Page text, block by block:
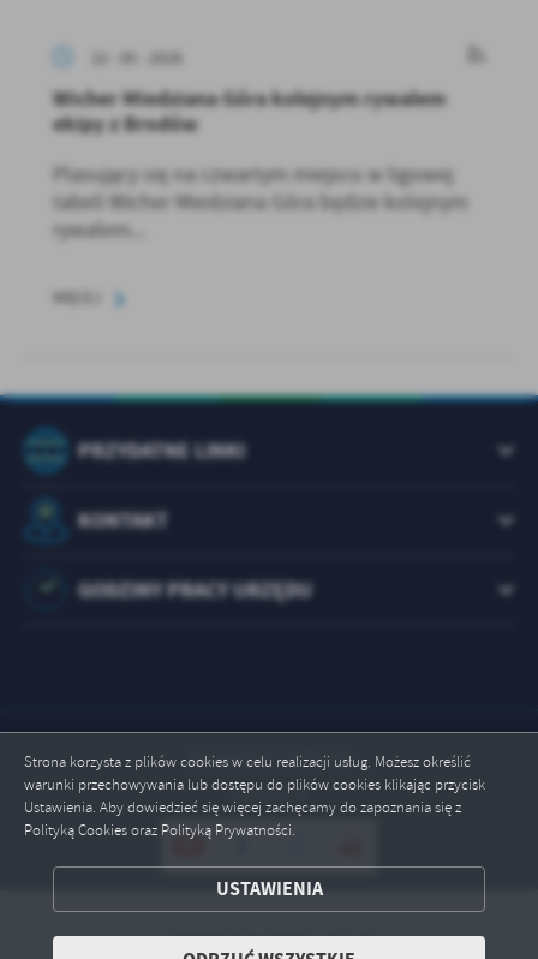
Strona korzysta z plików cookies w celu realizacji usług. Możesz określić
warunki przechowywania lub dostępu do plików cookies klikając przycisk
Ustawienia. Aby dowiedzieć się więcej zachęcamy do zapoznania się z
Polityką Cookies oraz Polityką Prywatności.
USTAWIENIA
ODRZUĆ WSZYSTKIE
22 - 05 - 2026
Wicher Miedziana Góra kolejnym rywalem
ekipy z Brodów
Plasujący się na czwartym miejscu w ligowej
tabeli Wicher Miedziana Góra będzie kolejnym
rywalem...
PRZYDATNE LINKI
KONTAKT
GODZINY PRACY URZĘDU
Odwiedzin: 1073465
Online: 4
Copyright by brody.info.pl